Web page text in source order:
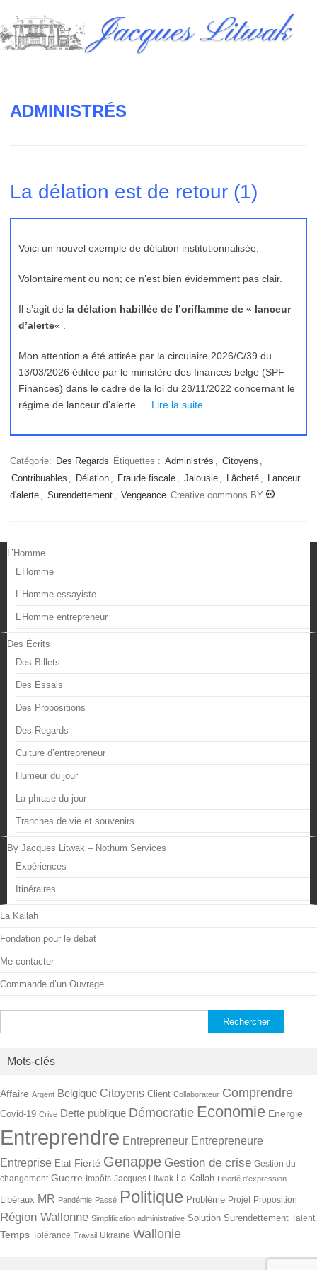
to
content
Jacques Litwak
ADMINISTRÉS
La délation est de retour (1)
Voici un nouvel exemple de délation institutionnalisée.
Volontairement ou non; ce n’est bien évidemment pas clair.
Il s’agit de la délation habillée de l’oriflamme de « lanceur
d’alerte« .
Mon attention a été attirée par la circulaire 2026/C/39 du
13/03/2026 éditée par le ministère des finances belge (SPF
Finances) dans le cadre de la loi du 28/11/2022 concernant le
régime de lanceur d’alerte.… Lire la suite
Catégorie: Des Regards Étiquettes : Administrés , Citoyens ,
Contribuables , Délation , Fraude fiscale , Jalousie , Lâcheté , Lanceur
d'alerte , Surendettement , Vengeance Creative commons BY
L’Homme
L’Homme
L’Homme essayiste
L’Homme entrepreneur
Des Écrits
Des Billets
Des Essais
Des Propositions
Des Regards
Culture d’entrepreneur
Humeur du jour
La phrase du jour
Tranches de vie et souvenirs
By Jacques Litwak – Nothum Services
Expériences
Itinéraires
La Kallah
Fondation pour le débat
Me contacter
Commande d’un Ouvrage
Mots-clés
Affaire Argent Belgique Citoyens Client Collaborateur Comprendre
Covid-19 Crise Dette publique Démocratie Economie Energie
Entreprendre Entrepreneur Entrepreneure
Entreprise Etat Fierté Genappe Gestion de crise Gestion du
changement Guerre Impôts Jacques Litwak La Kallah Liberté d'expression
Libéraux MR Pandémie Passé Politique Problème Projet Proposition
Région Wallonne Simplification administrative Solution Surendettement Talent
Temps Tolérance Travail Ukraine Wallonie